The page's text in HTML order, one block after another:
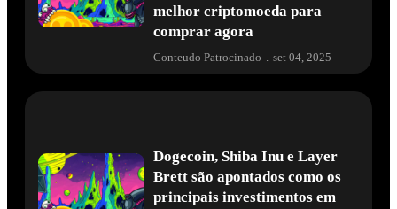
melhor criptomoeda para
comprar agora
Conteudo Patrocinado set 04, 2025
Dogecoin, Shiba Inu e Layer
Brett são apontados como os
principais investimentos em